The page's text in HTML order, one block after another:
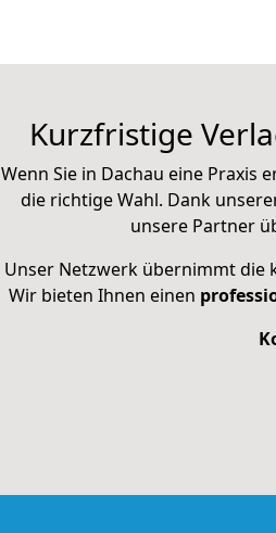
Kurzfristige
Wenn Sie in Dachau eine
die richtige Wahl. Dank
unsere Partner
Unser Netzwerk übernimmt die
Wir bieten Ihnen einen